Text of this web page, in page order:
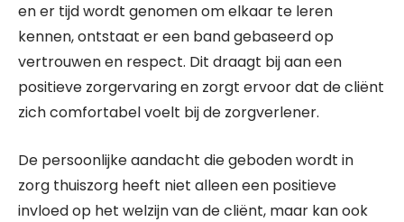
en er tijd wordt genomen om elkaar te leren
kennen, ontstaat er een band gebaseerd op
vertrouwen en respect. Dit draagt bij aan een
positieve zorgervaring en zorgt ervoor dat de cliënt
zich comfortabel voelt bij de zorgverlener.
De persoonlijke aandacht die geboden wordt in
zorg thuiszorg heeft niet alleen een positieve
invloed op het welzijn van de cliënt, maar kan ook